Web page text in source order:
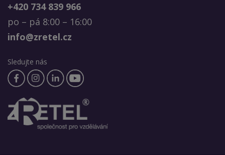
+420 734 839 966
po – pá 8:00 – 16:00
info@zretel.cz
Sledujte nás